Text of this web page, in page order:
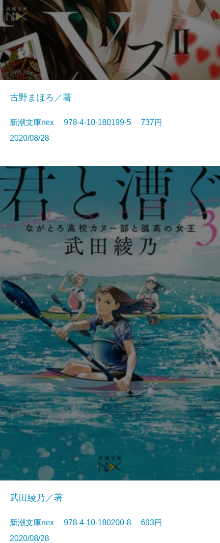
古野まほろ／著
新潮文庫nex 978-4-10-180199-5 737円
2020/08/28
武田綾乃／著
新潮文庫nex 978-4-10-180200-8 693円
2020/08/28